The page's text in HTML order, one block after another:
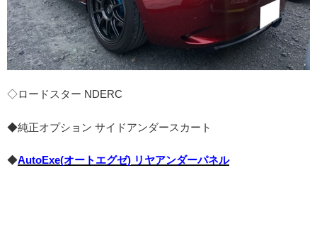
◇ロードスター NDERC
◆純正オプション サイドアンダースカート
◆AutoExe(オートエグゼ) リヤアンダーパネル